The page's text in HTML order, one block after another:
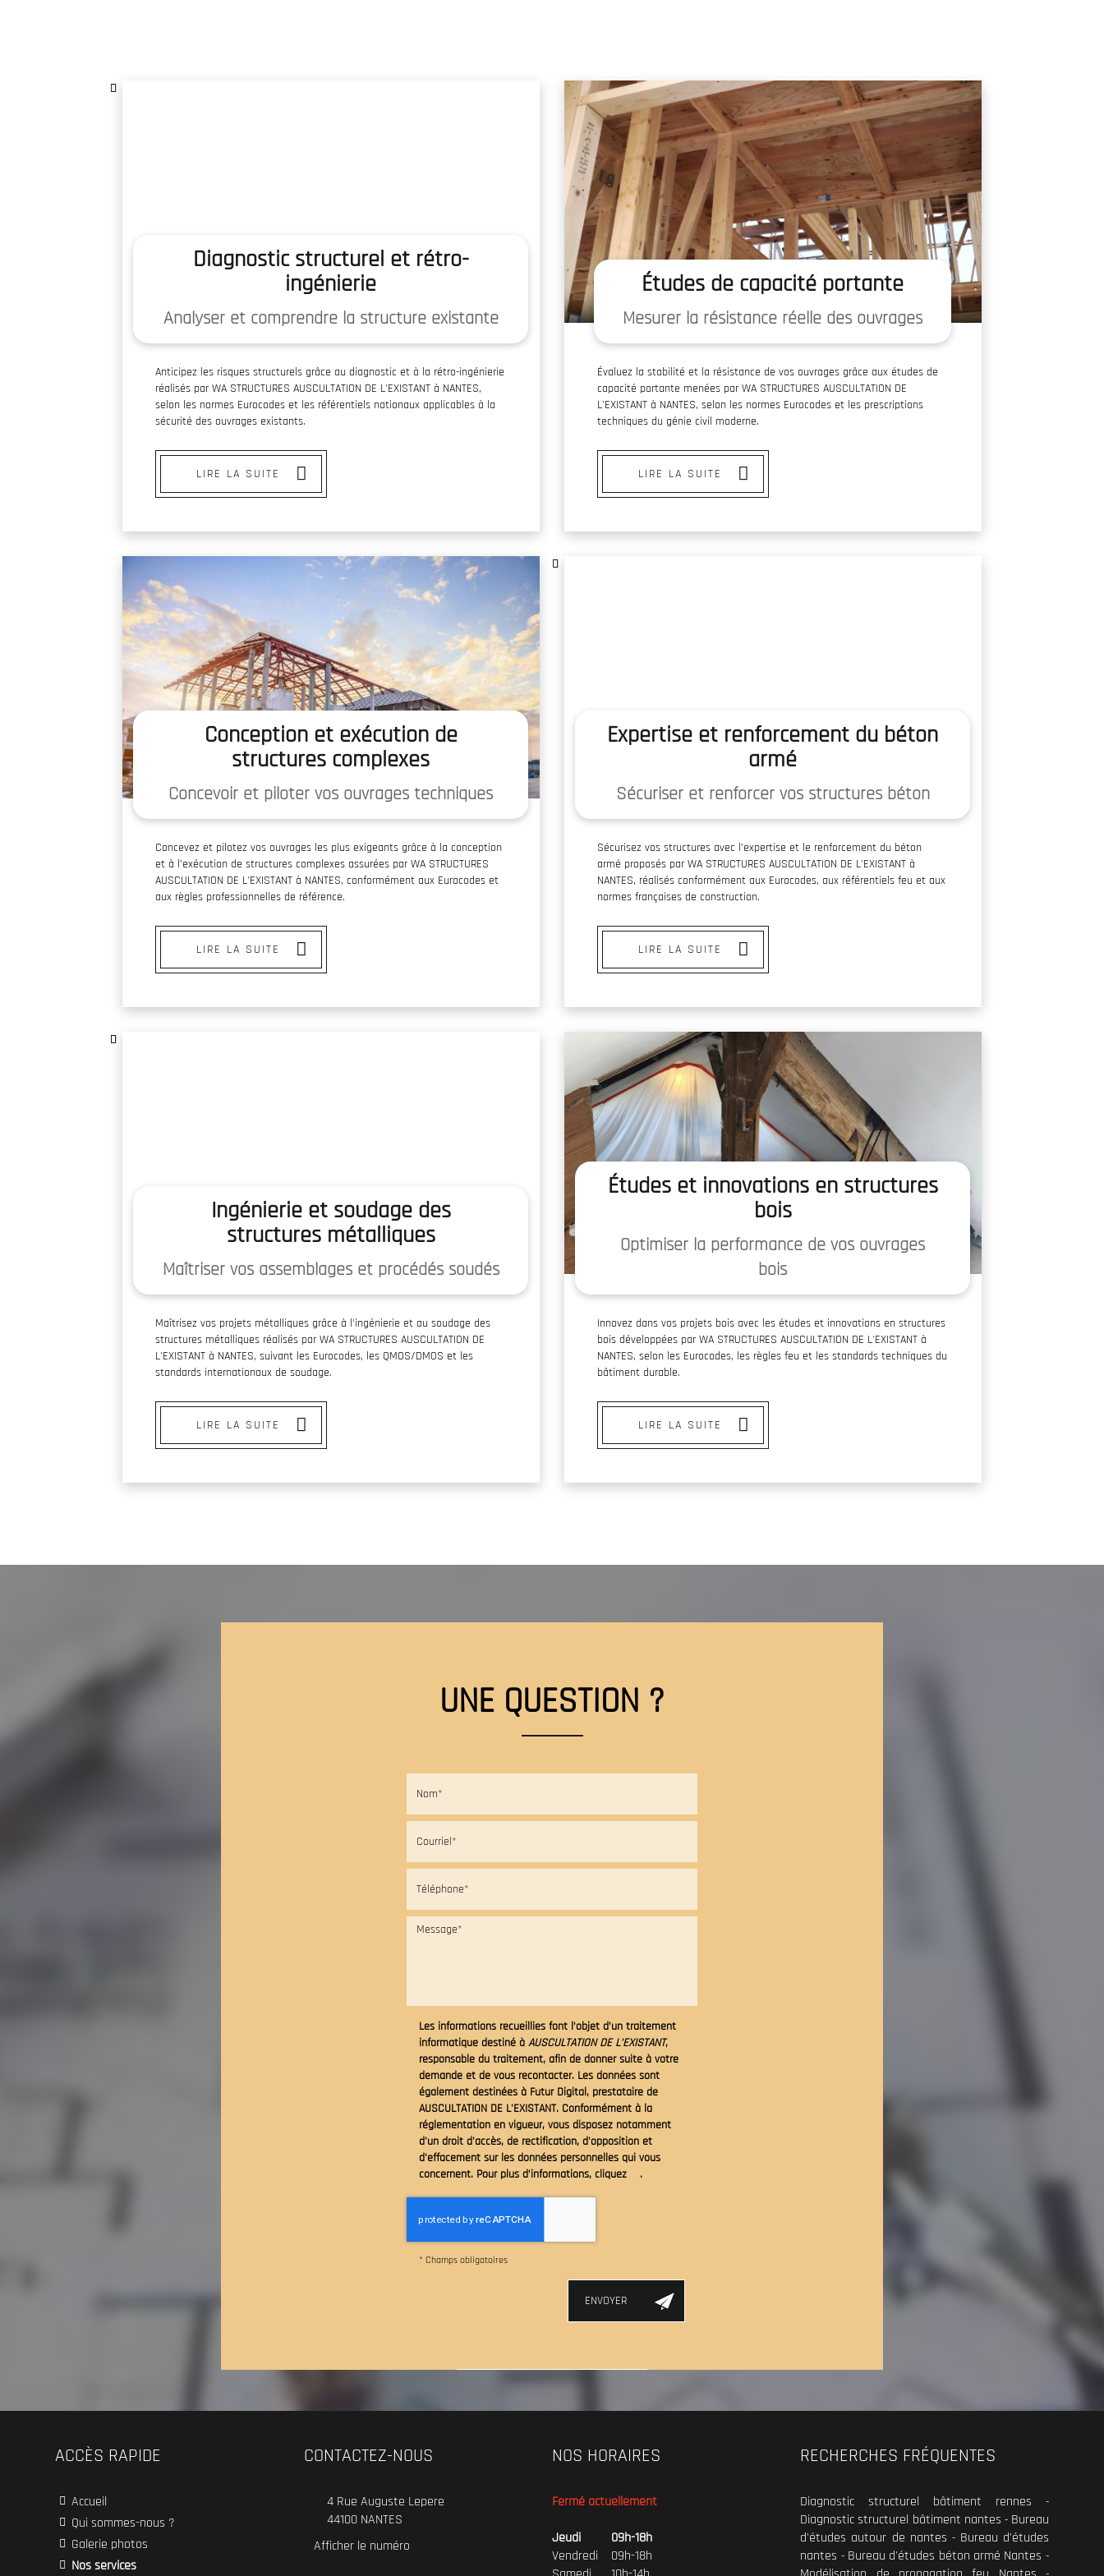
NOS SERVICES
Diagnostic structurel et rétro-
ingénierie
Analyser et comprendre la structure existante
Anticipez les risques structurels grâce au diagnostic et à la rétro-ingénierie
réalisés par WA STRUCTURES AUSCULTATION DE L'EXISTANT à NANTES,
selon les normes Eurocodes et les référentiels nationaux applicables à la
sécurité des ouvrages existants.
LIRE LA SUITE
Études de capacité portante
Mesurer la résistance réelle des ouvrages
Évaluez la stabilité et la résistance de vos ouvrages grâce aux études de
capacité portante menées par WA STRUCTURES AUSCULTATION DE
L'EXISTANT à NANTES, selon les normes Eurocodes et les prescriptions
techniques du génie civil moderne.
LIRE LA SUITE
Conception et exécution de
structures complexes
Concevoir et piloter vos ouvrages techniques
Concevez et pilotez vos ouvrages les plus exigeants grâce à la conception
et à l’exécution de structures complexes assurées par WA STRUCTURES
AUSCULTATION DE L'EXISTANT à NANTES, conformément aux Eurocodes et
aux règles professionnelles de référence.
LIRE LA SUITE
Expertise et renforcement du béton
armé
Sécuriser et renforcer vos structures béton
Sécurisez vos structures avec l’expertise et le renforcement du béton
armé proposés par WA STRUCTURES AUSCULTATION DE L'EXISTANT à
NANTES, réalisés conformément aux Eurocodes, aux référentiels feu et aux
normes françaises de construction.
LIRE LA SUITE
Ingénierie et soudage des
structures métalliques
Maîtriser vos assemblages et procédés soudés
Maîtrisez vos projets métalliques grâce à l’ingénierie et au soudage des
structures métalliques réalisés par WA STRUCTURES AUSCULTATION DE
L'EXISTANT à NANTES, suivant les Eurocodes, les QMOS/DMOS et les
standards internationaux de soudage.
LIRE LA SUITE
Études et innovations en structures
bois
Optimiser la performance de vos ouvrages
bois
Innovez dans vos projets bois avec les études et innovations en structures
bois développées par WA STRUCTURES AUSCULTATION DE L'EXISTANT à
NANTES, selon les Eurocodes, les règles feu et les standards techniques du
bâtiment durable.
LIRE LA SUITE
UNE QUESTION ?
Les informations recueillies font l’objet d’un traitement
informatique destiné àAUSCULTATION DE L'EXISTANT,
responsable du traitement, afin de donner suite à votre
demande et de vous recontacter. Les données sont
également destinées à Futur Digital, prestataire de
AUSCULTATION DE L'EXISTANT. Conformément à la
réglementation en vigueur, vous disposez notamment
d'un droit d'accès, de rectification, d'opposition et
d'effacement sur les données personnelles qui vous
concernent. Pour plus d’informations, cliquez
.
* Champs obligatoires
ACCÈS RAPIDE
Accueil
Qui sommes-nous ?
Galerie photos
Nos services
CONTACTEZ-NOUS
4 Rue Auguste Lepere
44100 NANTES
Afficher le numéro
NOS HORAIRES
Fermé actuellement
Jeudi
09h-18h
Vendredi
09h-18h
RECHERCHES FRÉQUENTES
Diagnostic structurel bâtiment rennes
Diagnostic structurel bâtiment nantes
Bureau
d'études autour de nantes
Bureau d'études
nantes
Bureau d'études béton armé Nantes